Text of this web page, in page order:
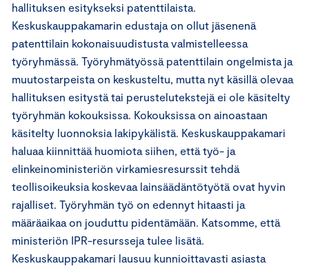
hallituksen esitykseksi patenttilaista.
Keskuskauppakamarin edustaja on ollut jäsenenä
patenttilain kokonaisuudistusta valmistelleessa
työryhmässä. Työryhmätyössä patenttilain ongelmista ja
muutostarpeista on keskusteltu, mutta nyt käsillä olevaa
hallituksen esitystä tai perustelutekstejä ei ole käsitelty
työryhmän kokouksissa. Kokouksissa on ainoastaan
käsitelty luonnoksia lakipykälistä. Keskuskauppakamari
haluaa kiinnittää huomiota siihen, että työ- ja
elinkeinoministeriön virkamiesresurssit tehdä
teollisoikeuksia koskevaa lainsäädäntötyötä ovat hyvin
rajalliset. Työryhmän työ on edennyt hitaasti ja
määräaikaa on jouduttu pidentämään. Katsomme, että
ministeriön IPR-resursseja tulee lisätä.
Keskuskauppakamari lausuu kunnioittavasti asiasta